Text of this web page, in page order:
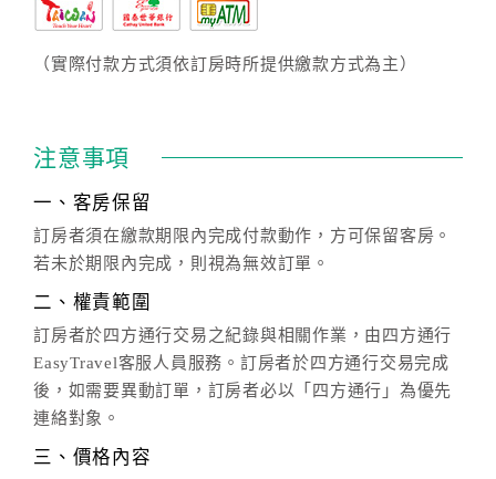
（實際付款方式須依訂房時所提供繳款方式為主）
注意事項
一、客房保留
訂房者須在繳款期限內完成付款動作，方可保留客房。
若未於期限內完成，則視為無效訂單。
二、權責範圍
訂房者於四方通行交易之紀錄與相關作業，由四方通行
EasyTravel客服人員服務。訂房者於四方通行交易完成
後，如需要異動訂單，訂房者必以「四方通行」為優先
連絡對象。
三、價格內容